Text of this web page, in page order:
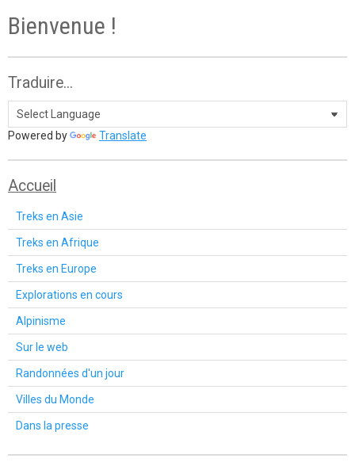
Bienvenue !
Traduire...
Powered by Translate
Accueil
Treks en Asie
Treks en Afrique
Treks en Europe
Explorations en cours
Alpinisme
Sur le web
Randonnées d'un jour
Villes du Monde
Dans la presse